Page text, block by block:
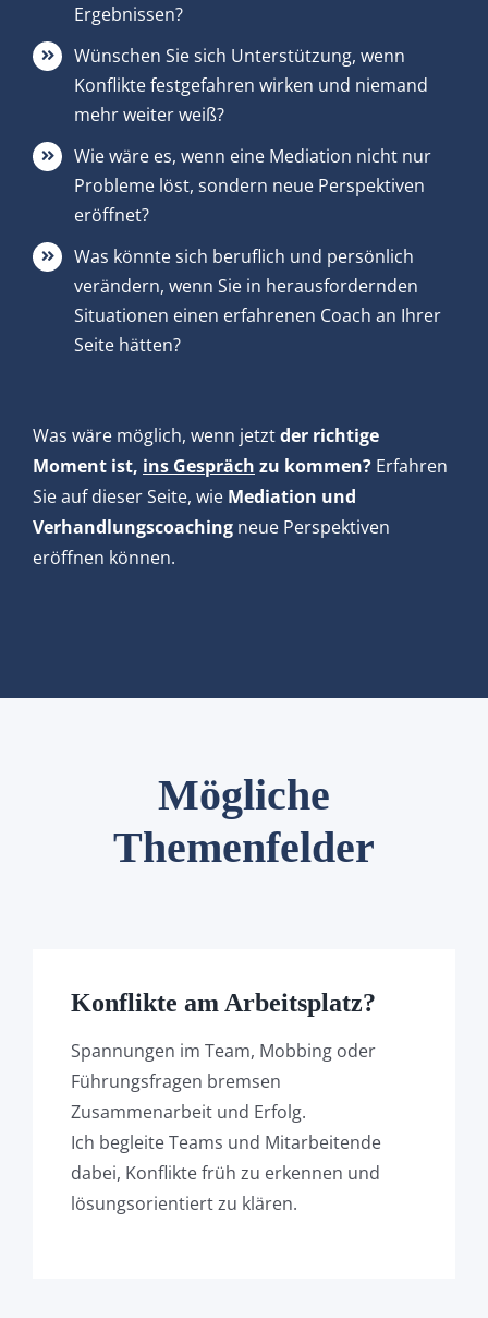
Ergebnissen?
Wünschen Sie sich Unterstützung, wenn
Konflikte festgefahren wirken und niemand
mehr weiter weiß?
Wie wäre es, wenn eine Mediation nicht nur
Probleme löst, sondern neue Perspektiven
eröffnet?
Was könnte sich beruflich und persönlich
verändern, wenn Sie in herausfordernden
Situationen einen erfahrenen Coach an Ihrer
Seite hätten?
Was wäre möglich, wenn jetztder richtige
Moment ist, ins Gespräch zu kommen? Erfahren
Sie auf dieser Seite, wie Mediation und
Verhandlungscoaching neue Perspektiven
eröffnen können.
Mögliche
Themenfelder
Konflikte am Arbeitsplatz?
Spannungen im Team, Mobbing oder
Führungsfragen bremsen
Zusammenarbeit und Erfolg.
Ich begleite Teams und Mitarbeitende
dabei, Konflikte früh zu erkennen und
lösungsorientiert zu klären.